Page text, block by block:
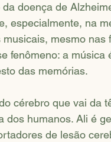
doença de
especialmente, na
mesmo
fenômeno: a
das memórias.
cérebro que vai da
dos humanos. Ali é
de lesão